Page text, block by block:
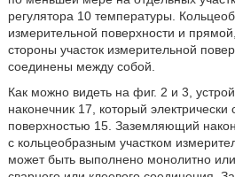
регулятора 10 температуры.
измерительной поверхности и
стороны участок измерительной
соединены между собой.
Как можно видеть на фиг. 2 и 3,
наконечник 17, который
поверхностью 15. Заземляющий
с кольцеобразным участком
может быть выполнено монолитно